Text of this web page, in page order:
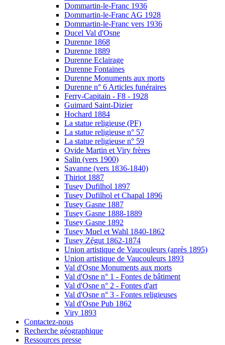
Dommartin-le-Franc 1936
Dommartin-le-Franc AG 1928
Dommartin-le-Franc vers 1936
Ducel Val d'Osne
Durenne 1868
Durenne 1889
Durenne Eclairage
Durenne Fontaines
Durenne Monuments aux morts
Durenne n° 6 Articles funéraires
Ferry-Capitain - F8 - 1928
Guimard Saint-Dizier
Hochard 1884
La statue religieuse (PF)
La statue religieuse n° 57
La statue religieuse n° 59
Ovide Martin et Viry frères
Salin (vers 1900)
Savanne (vers 1836-1840)
Thiriot 1887
Tusey Dufilhol 1897
Tusey Dufilhol et Chapal 1896
Tusey Gasne 1887
Tusey Gasne 1888-1889
Tusey Gasne 1892
Tusey Muel et Wahl 1840-1862
Tusey Zégut 1862-1874
Union artistique de Vaucouleurs (après 1895)
Union artistique de Vaucouleurs 1893
Val d'Osne Monuments aux morts
Val d'Osne n° 1 - Fontes de bâtiment
Val d'Osne n° 2 - Fontes d'art
Val d'Osne n° 3 - Fontes religieuses
Val d'Osne Pub 1862
Viry 1893
Contactez-nous
Recherche géographique
Ressources presse